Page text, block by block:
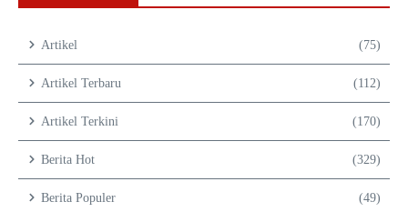
Artikel (75)
Artikel Terbaru (112)
Artikel Terkini (170)
Berita Hot (329)
Berita Populer (49)